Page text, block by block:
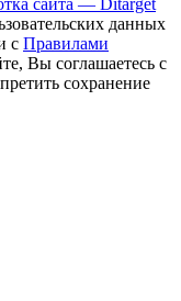
данных
с Правилами
Вы соглашаетесь с
сохранение